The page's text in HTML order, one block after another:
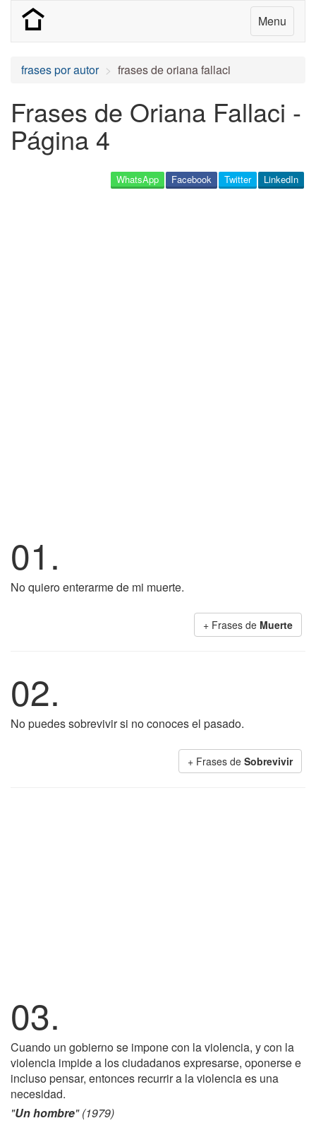
Menu
frases por autor frases de oriana fallaci
Frases de Oriana Fallaci -
Página 4
LinkedIn
Twitter
Facebook
WhatsApp
01.
No quiero enterarme de mi muerte.
+ Frases de Muerte
02.
No puedes sobrevivir si no conoces el pasado.
+ Frases de Sobrevivir
03.
Cuando un gobierno se impone con la violencia, y con la
violencia impide a los ciudadanos expresarse, oponerse e
incluso pensar, entonces recurrir a la violencia es una
necesidad.
"Un hombre" (1979)